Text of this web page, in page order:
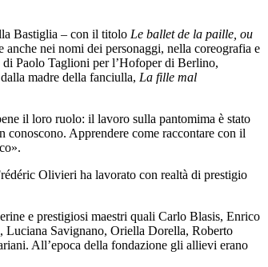
Bastiglia – con il titolo Le ballet de la paille, ou
nei nomi dei personaggi, nella coreografia e
Paolo Taglioni per l’Hofoper di Berlino,
madre della fanciulla, La fille mal
il loro ruolo: il lavoro sulla pantomima è stato
Apprendere come raccontare con il
Olivieri ha lavorato con realtà di prestigio
e prestigiosi maestri quali Carlo Blasis, Enrico
Luciana Savignano, Oriella Dorella, Roberto
All’epoca della fondazione gli allievi erano